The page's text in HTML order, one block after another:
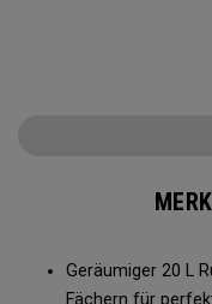
Geräumiger 20 L
Fächern für